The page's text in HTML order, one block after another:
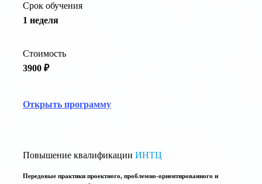
Срок обучения
1 неделя
Стоимость
3900 ₽
Открыть программу
Повышение квалификации ИНТЦ
Передовые практики проектного, проблемно-ориентированного и